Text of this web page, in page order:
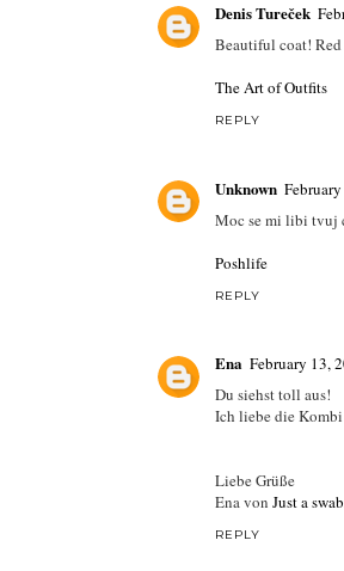
Denis Tureček
Beautiful coat!
The Art of Outfits
REPLY
Unknown
Moc se mi libi tvuj
Poshlife
REPLY
Ena February 13,
Du siehst toll aus!
Ich liebe die
Liebe Grüße
Ena von Just a
REPLY